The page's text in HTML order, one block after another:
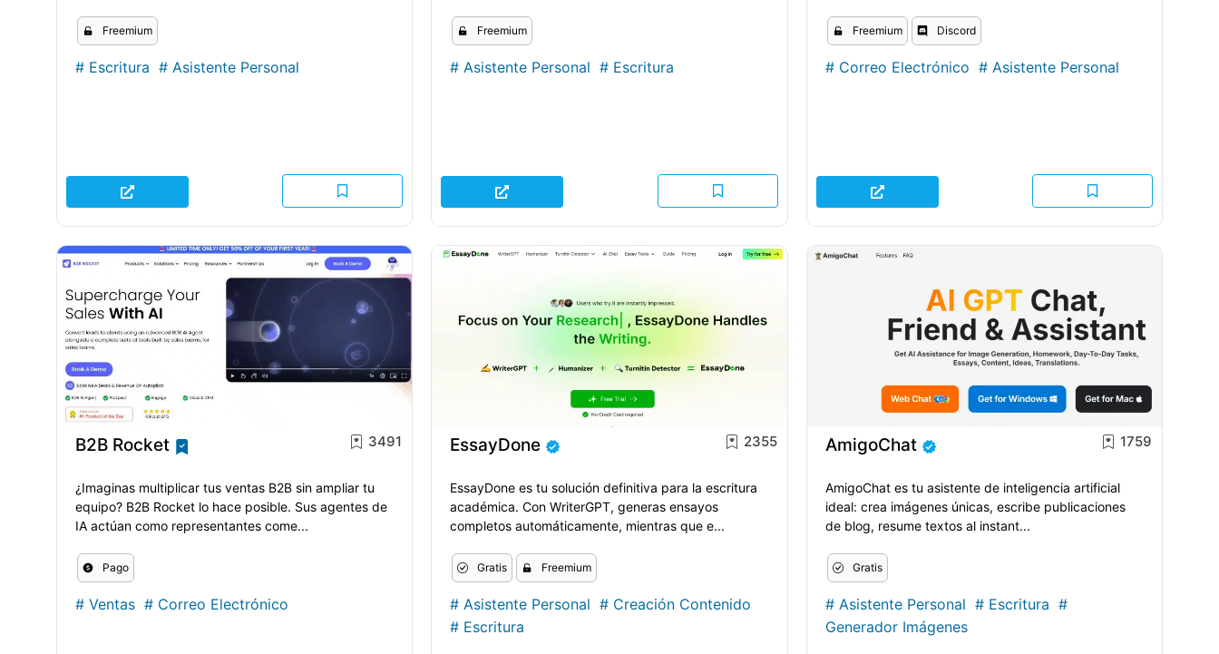
Freemium
# Escritura # Asistente Personal
Freemium
#Asistente Personal # Escritura
Freemium Discord
# Correo Electrónico # Asistente Personal
B2B Rocket 3491
¿Imaginas multiplicar tus ventas B2B sin ampliar tu
equipo? B2B Rocket lo hace posible. Sus agentes de
IA actúan como representantes come...
Pago
# Ventas # Correo Electrónico
EssayDone 2355
EssayDone es tu solución definitiva para la escritura
académica. Con WriterGPT, generas ensayos
completos automáticamente, mientras que e...
Gratis Freemium
#Asistente Personal # Creación Contenido
# Escritura
AmigoChat 1759
AmigoChat es tu asistente de inteligencia artificial
ideal: crea imágenes únicas, escribe publicaciones
de blog, resume textos al instant...
Gratis
# Asistente Personal # Escritura #
Generador Imágenes